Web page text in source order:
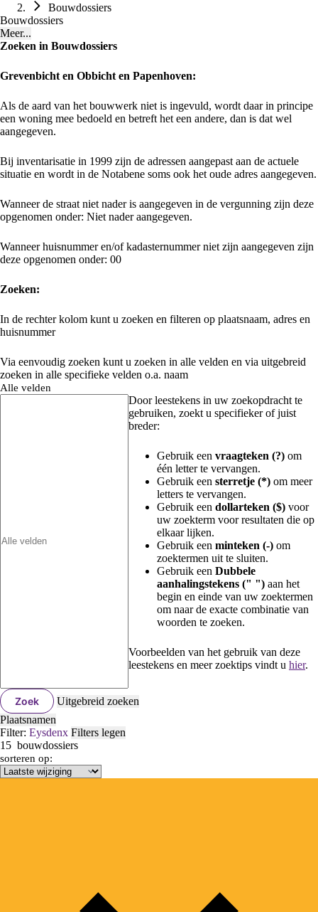
Bouwdossiers
Bouwdossiers
Meer...
Zoeken in Bouwdossiers
Grevenbicht en Obbicht en Papenhoven:
Als de aard van het bouwwerk niet is ingevuld, wordt daar in principe
een woning mee bedoeld en betreft het een andere, dan is dat wel
aangegeven.
Bij inventarisatie in 1999 zijn de adressen aangepast aan de actuele
situatie en wordt in de Notabene soms ook het oude adres aangegeven.
Wanneer de straat niet nader is aangegeven in de vergunning zijn deze
opgenomen onder: Niet nader aangegeven.
Wanneer huisnummer en/of kadasternummer niet zijn aangegeven zijn
deze opgenomen onder: 00
Zoeken:
In de rechter kolom kunt u zoeken en filteren op plaatsnaam, adres en
huisnummer
Via eenvoudig zoeken kunt u zoeken in alle velden en via uitgebreid
zoeken in alle specifieke velden o.a. naam
Alle velden
Door leestekens in uw zoekopdracht te
gebruiken, zoekt u specifieker of juist
breder:
Gebruik een vraagteken (?) om
één letter te vervangen.
Gebruik een sterretje (*) om meer
letters te vervangen.
Gebruik een dollarteken ($) voor
uw zoekterm voor resultaten die op
elkaar lijken.
Gebruik een minteken (-) om
zoektermen uit te sluiten.
Gebruik een Dubbele
aanhalingstekens (" ") aan het
begin en einde van uw zoektermen
om naar de exacte combinatie van
woorden te zoeken.
Voorbeelden van het gebruik van deze
leestekens en meer zoektips vindt u hier.
Zoek
Uitgebreid zoeken
Plaatsnamen
Filter: Eysdenx Filters legen
15 bouwdossiers
sorteren op: